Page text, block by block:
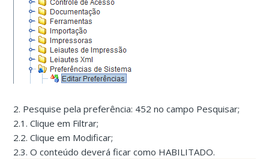
2. Pesquise pela preferência: 452 no campo Pesquisar;
2.1. Clique em Filtrar;
2.2. Clique em Modificar;
2.3. O conteúdo deverá ficar como HABILITADO.